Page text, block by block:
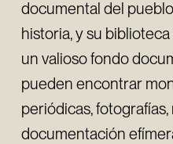
documental del
historia, y su
un valioso fondo
pueden encontrar
periódicas,
documentación